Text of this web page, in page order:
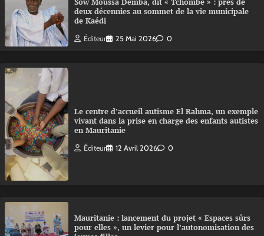
deux décennies au sommet de la vie municipale
de Kaédi
Éditeur 25 Mai 2026 0
Le centre d’accueil autisme El Rahma, un exemple
vivant dans la prise en charge des enfants autistes
en Mauritanie
Éditeur 12 Avril 2026 0
Mauritanie : lancement du projet « Espaces sûrs
pour elles », un levier pour l’autonomisation des